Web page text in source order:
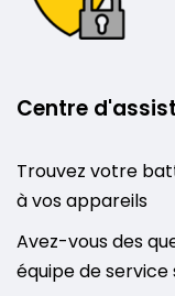
Centre
Trouvez votre
à vos appareils
Avez-vous des
équipe de service